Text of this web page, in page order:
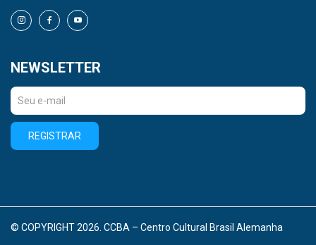
NEWSLETTER
REGISTRAR
© COPYRIGHT 2026. CCBA – Centro Cultural Brasil Alemanha